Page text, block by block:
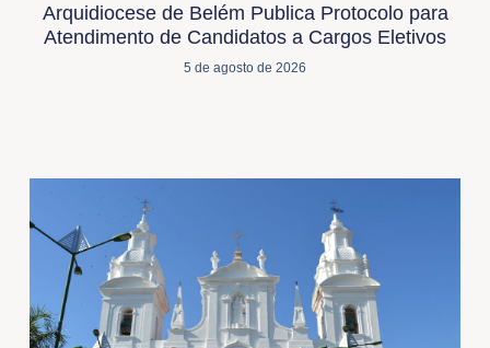
Arquidiocese de Belém Publica Protocolo para
Atendimento de Candidatos a Cargos Eletivos
5 de agosto de 2026